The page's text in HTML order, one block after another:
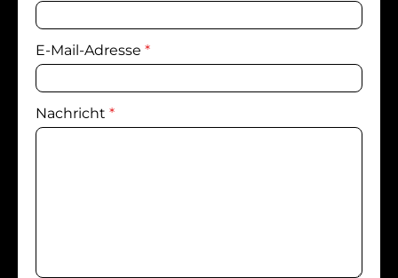
E-Mail-Adresse *
Nachricht *